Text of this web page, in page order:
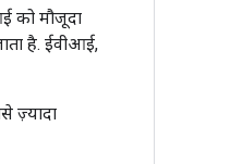
को मौजूदा
है. ईवीआई,
ज़्यादा